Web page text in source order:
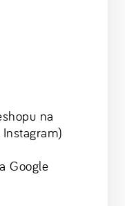
na
Google